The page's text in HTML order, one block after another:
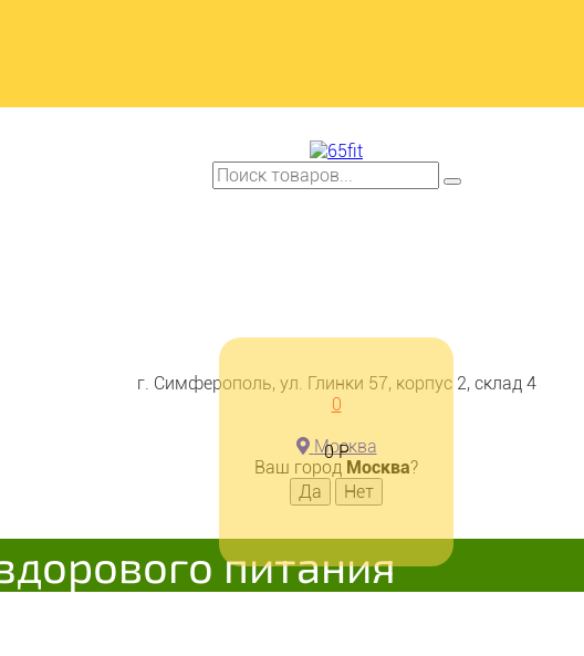
г. Симферополь, ул. Глинки 57, корпус 2, склад 4
0
0Р
Москва
Ваш город Москва?
питания